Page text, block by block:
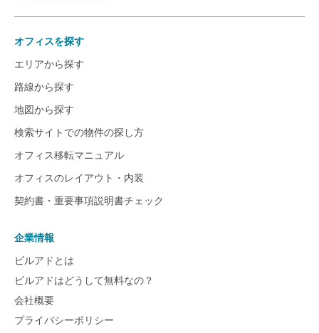
オフィスを探す
エリアから探す
路線から探す
地図から探す
検索サイトでの物件の探し方
オフィス移転マニュアル
オフィスのレイアウト・内装
契約書・重要事項説明書チェック
企業情報
ビルアドとは
ビルアドはどうして無料なの？
会社概要
プライバシーポリシー